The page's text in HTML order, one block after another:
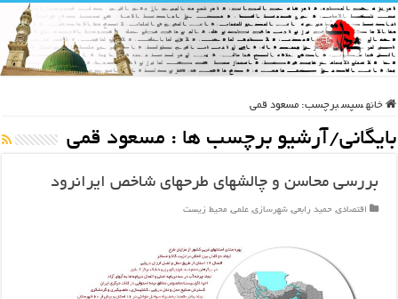
خانه سپس برچسب: مسعود قمی
بایگانی/آرشیو برچسب ها : مسعود قمی
بررسی محاسن و چالشهای طرحهای شاخص ایرانرود
اقتصادی, حمید رابعی, شهرسازی, علمی, محیط زیست